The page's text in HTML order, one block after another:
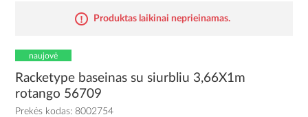
Produktas laikinai neprieinamas.
naujovė
Racketype baseinas su siurbliu 3,66X1m
rotango 56709
Prekės kodas: 8002754